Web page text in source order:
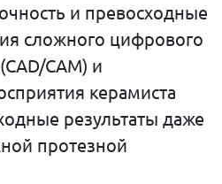
и превосходные
сложного цифрового
CAM) и
керамиста
результаты даже
протезной